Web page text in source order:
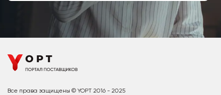
Все права защищены © YOPT 2016 - 2025